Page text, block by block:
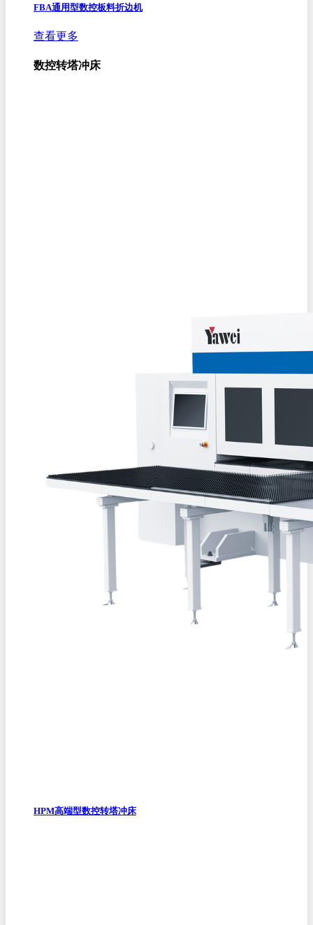
FBA通用型数控板料折边机
查看更多
数控转塔冲床
HPM高端型数控转塔冲床